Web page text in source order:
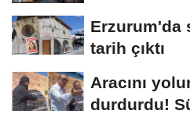
Erzurum'da
tarih çıktı
Aracını
durdurdu!